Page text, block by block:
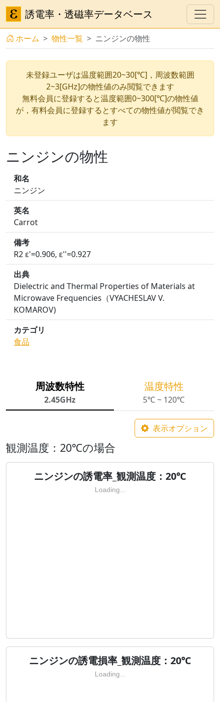
誘電率・透磁率データベース
ホーム 物性一覧 ニンジンの物性
未登録ユーザは温度範囲20~30[℃]，周波数範囲
2~3[GHz]の物性値のみ閲覧できます
無料会員に登録すると温度範囲0~300[℃]の物性値
が，有料会員に登録するとすべての物性値が閲覧でき
ます
ニンジンの物性
和名
ニンジン
英名
Carrot
備考
R2 ε'=0.906, ε''=0.927
出典
Dielectric and Thermal Properties of Materials at
Microwave Frequencies（VYACHESLAV V.
KOMAROV)
カテゴリ
食品
周波数特性
2.45GHz
温度特性
5℃ ~ 120℃
表示オプション
観測温度：20℃の場合
ニンジンの誘電率_観測温度：20℃
Loading...
ニンジンの誘電損率_観測温度：20℃
Loading...